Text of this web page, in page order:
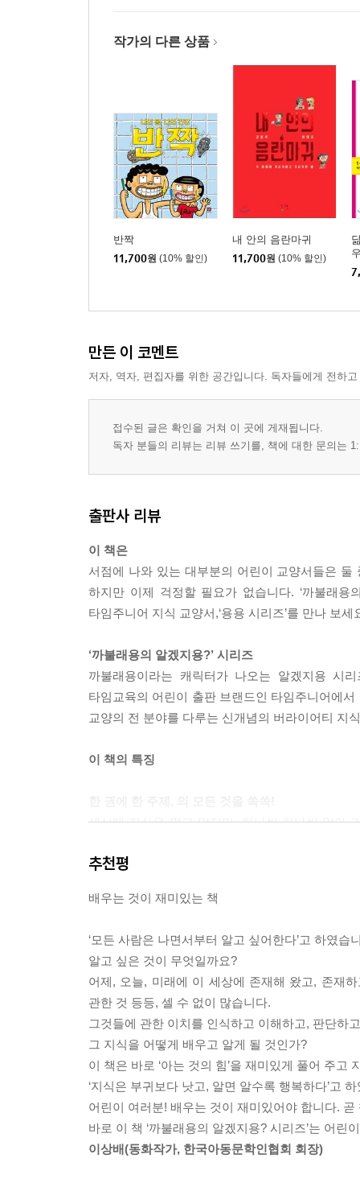
작가의 다른 상품
반짝
11,700원 (10% 할인)
내 안의 음란마귀
11,700원 (10% 할인)
만든 이 코멘트
저자, 역자, 편집자를 위한 공간입니다. 독자들에게 전하
접수된 글은 확인을 거쳐 이 곳에 게재됩니다.
독자 분들의 리뷰는 리뷰 쓰기를, 책에 대한 문의는
출판사 리뷰
이 책은
서점에 나와 있는 대부분의 어린이 교양서들은
하지만 이제 걱정할 필요가 없습니다. ‘까불래
타임주니어 지식 교양서,‘용용 시리즈’를 만나 보세
‘까불래용의 알겠지용?’ 시리즈
까불래용이라는 캐릭터가 나오는 알겠지용 시
타임교육의 어린이 출판 브랜드인 타임주니어에
교양의 전 분야를 다루는 신개념의 버라이어티 지
이 책의 특징
세상에 지식은 많고 많지만, 하나씩 하나씩 알아
이 책은 퀴즈 형식으로 여러분의 호기심과 상상
독특한 캐릭터의 활약, 유쾌함이 가득!
이 책에는 멋쟁이 뽈랄라 아저씨, 현태준 선생님
개성 있어요. 까불까불~ 꼬불꼬불~, 그래서 읽는
캐릭터소개
까불래용
안녕? 나는 ‘까불래용’이라고 해. 모르는 사람들은
돌연변이 카멜레온이라고 생각하지만 이래 봬도
뼈대 있는 가문에서 태어났다는 얘기야. 나는 변신
추천평
배우는 것이 재미있는 책
‘모든 사람은 나면서부터 알고 싶어한다’고 하였습
알고 싶은 것이 무엇일까요?
어제, 오늘, 미래에 이 세상에 존재해 왔고, 존재
관한 것 등등, 셀 수 없이 많습니다.
그것들에 관한 이치를 인식하고 이해하고, 판단하
그 지식을 어떻게 배우고 알게 될 것인가?
이 책은 바로 ‘아는 것의 힘’을 재미있게 풀어 주고
‘지식은 부귀보다 낫고, 알면 알수록 행복하다’고
어린이 여러분! 배우는 것이 재미있어야 합니다.
바로 이 책 ‘까불래용의 알겠지용? 시리즈’는 어린
이상배(동화작가, 한국아동문학인협회 회장)